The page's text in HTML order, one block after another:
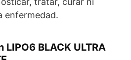
enfermedad.
LIPO6 BLACK ULTRA